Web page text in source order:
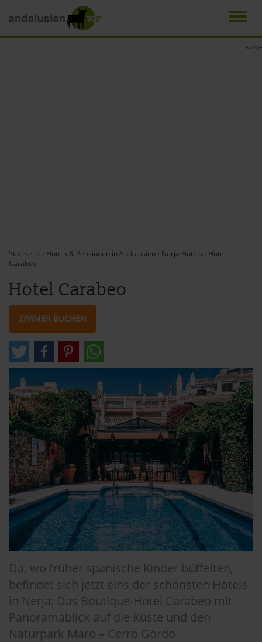
Anzeige
Startseite › Hotels & Pensionen in Andalusien › Nerja Hotels › Hotel
Carabeo
Hotel Carabeo
ZIMMER BUCHEN
Da, wo früher spanische Kinder büffelten,
befindet sich jetzt eins der schönsten Hotels
in Nerja: Das Boutique-Hotel Carabeo mit
Panoramablick auf die Küste und den
Naturpark Maro – Cerro Gordo.